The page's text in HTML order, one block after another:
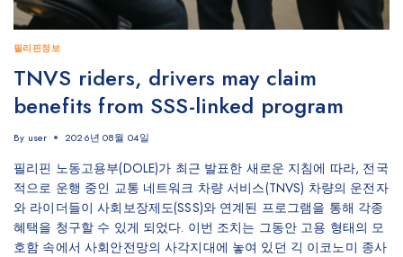
필리핀정보
TNVS riders, drivers may claim
benefits from SSS-linked program
By user 2026년 08월 04일
필리핀 노동고용부(DOLE)가 최근 발표한 새로운 지침에 따라, 전국
적으로 운행 중인 교통 네트워크 차량 서비스(TNVS) 차량의 운전자
와 라이더들이 사회보장제도(SSS)와 연계된 프로그램을 통해 각종
혜택을 청구할 수 있게 되었다. 이번 조치는 그동안 고용 형태의 모
호함 속에서 사회안전망의 사각지대에 놓여 있던 긱 이코노미 종사